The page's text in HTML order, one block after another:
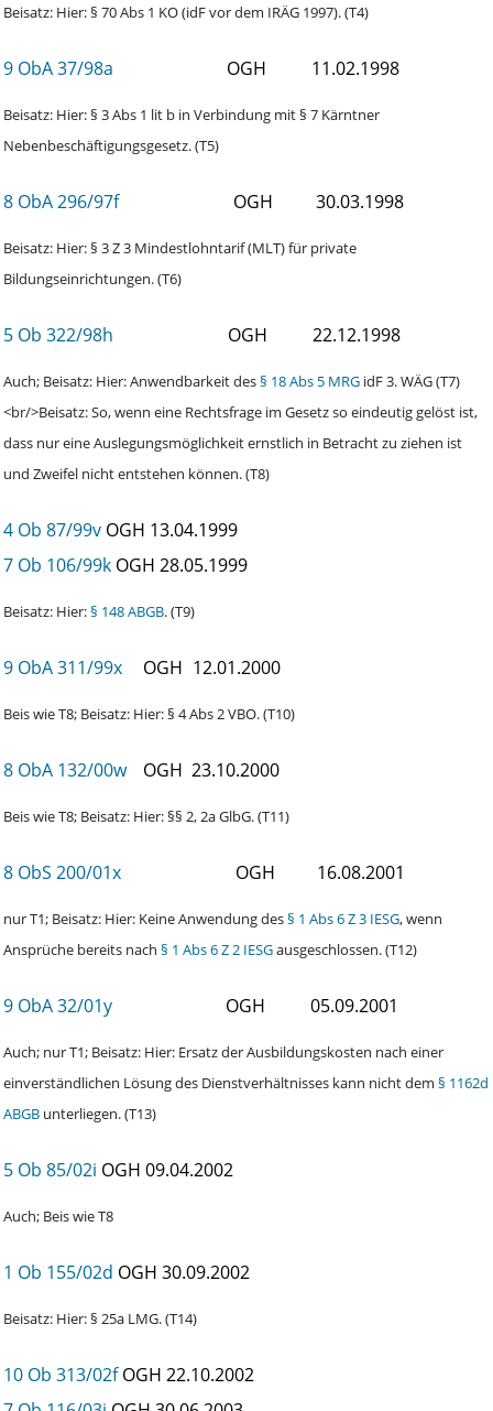
Beisatz: Hier: § 70 Abs 1 KO (idF vor dem IRÄG 1997). (T4)
9 ObA 37/98a OGH 11.02.1998
Beisatz: Hier: § 3 Abs 1 lit b in Verbindung mit § 7 Kärntner
Nebenbeschäftigungsgesetz. (T5)
8 ObA 296/97f OGH 30.03.1998
Beisatz: Hier: § 3 Z 3 Mindestlohntarif (MLT) für private
Bildungseinrichtungen. (T6)
5 Ob 322/98h OGH 22.12.1998
Auch; Beisatz: Hier: Anwendbarkeit des§ 18 Abs 5 MRG idF 3. WÄG (T7)
<br/>Beisatz: So, wenn eine Rechtsfrage im Gesetz so eindeutig gelöst ist,
dass nur eine Auslegungsmöglichkeit ernstlich in Betracht zu ziehen ist
und Zweifel nicht entstehen können. (T8)
4 Ob 87/99v OGH 13.04.1999
7 Ob 106/99k OGH 28.05.1999
Beisatz: Hier:§ 148 ABGB. (T9)
9 ObA 311/99x OGH 12.01.2000
Beis wie T8; Beisatz: Hier: § 4 Abs 2 VBO. (T10)
8 ObA 132/00w OGH 23.10.2000
Beis wie T8; Beisatz: Hier: §§ 2, 2a GlbG. (T11)
8 ObS 200/01x OGH 16.08.2001
nur T1; Beisatz: Hier: Keine Anwendung des§ 1 Abs 6 Z 3 IESG, wenn
Ansprüche bereits nach § 1 Abs 6 Z 2 IESGausgeschlossen. (T12)
9 ObA 32/01y OGH 05.09.2001
Auch; nur T1; Beisatz: Hier: Ersatz der Ausbildungskosten nach einer
einverständlichen Lösung des Dienstverhältnisses kann nicht dem § 1162d
ABGB unterliegen. (T13)
5 Ob 85/02i OGH 09.04.2002
Auch; Beis wie T8
1 Ob 155/02d OGH 30.09.2002
Beisatz: Hier: § 25a LMG. (T14)
10 Ob 313/02f OGH 22.10.2002